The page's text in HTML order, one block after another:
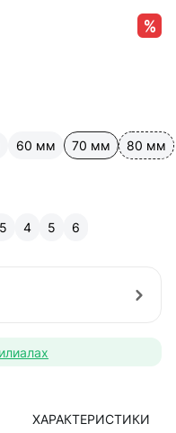
60 мм 70 мм 80 мм
4 5 6
ХАРАКТЕРИСТИКИ